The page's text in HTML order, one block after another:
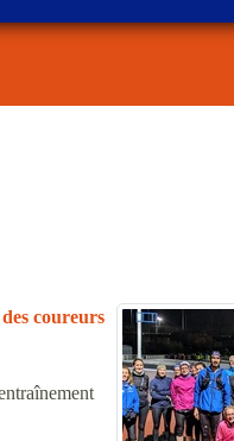
coureurs